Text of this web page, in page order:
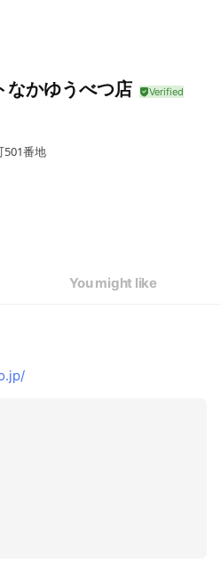
なかゆうべつ店
501番地
You might like